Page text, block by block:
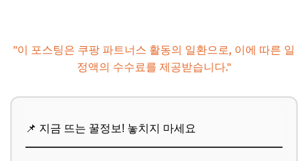
"이 포스팅은 쿠팡 파트너스 활동의 일환으로, 이에 따른 일
정액의 수수료를 제공받습니다."
📌 지금 뜨는 꿀정보! 놓치지 마세요